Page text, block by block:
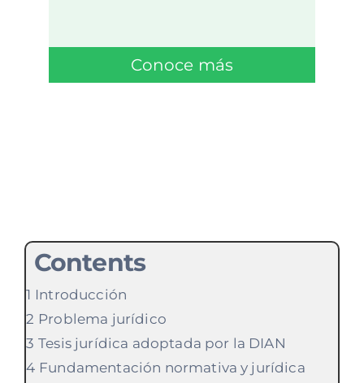
Conoce más
Contents
Introducción
Problema jurídico
Tesis jurídica adoptada por la DIAN
Fundamentación normativa y jurídica